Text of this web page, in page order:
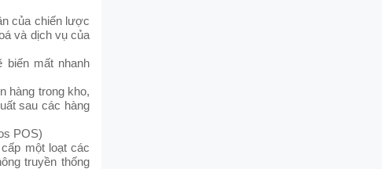
của chiến lược
và dịch vụ của
mất nhanh
hàng trong kho,
sau các hàng
POS)
một loạt các
truyền thống